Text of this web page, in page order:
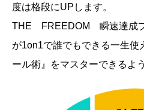
度は格段にUPします。
THE FREEDOM 瞬速達成
が1on1で誰でもできる一生使
ール術』をマスターできるよ